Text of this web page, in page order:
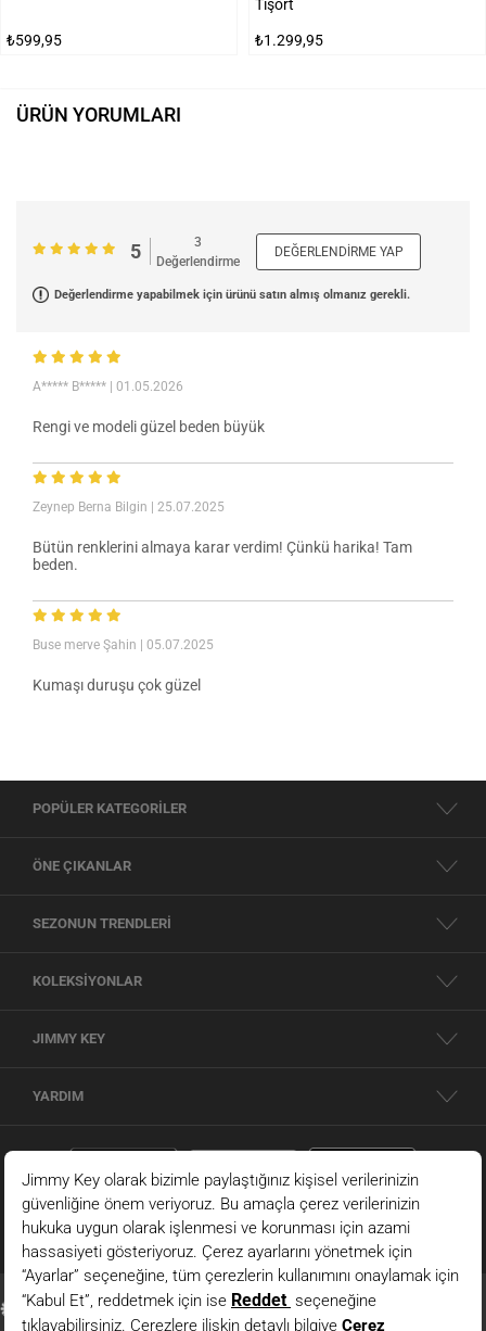
₺599,95
Tişört
₺1.299,95
ÜRÜN YORUMLARI
5
3
Değerlendirme
DEĞERLENDIRME YAP
Değerlendirme yapabilmek için ürünü satın almış olmanız gerekli.
A***** B***** | 01.05.2026
Rengi ve modeli güzel beden büyük
Zeynep Berna Bilgin | 25.07.2025
Bütün renklerini almaya karar verdim! Çünkü harika! Tam
beden.
Buse merve Şahin | 05.07.2025
Kumaşı duruşu çok güzel
POPÜLER KATEGORİLER
ÖNE ÇIKANLAR
SEZONUN TRENDLERİ
KOLEKSİYONLAR
JIMMY KEY
YARDIM